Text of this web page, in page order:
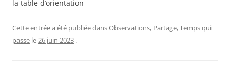
la table d’orientation
Cette entrée a été publiée dansObservations, Partage,Temps qui
passe le26 juin 2023 .